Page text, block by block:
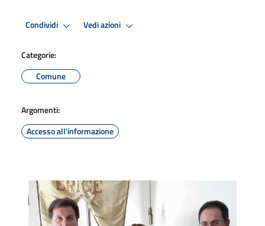
Condividi Vedi azioni
Categorie:
Comune
Argomenti:
Accesso all'informazione